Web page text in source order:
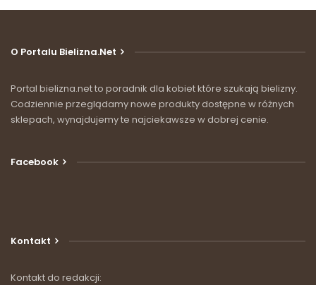
O Portalu Bielizna.net
Portal bielizna.net to poradnik dla kobiet które szukają bielizny.
Codziennie przeglądamy nowe produkty dostępne w różnych
sklepach, wynajdujemy te najciekawsze w dobrej cenie.
Facebook
Kontakt
Kontakt do redakcji: